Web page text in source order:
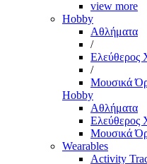
view more
Hobby
Αθλήματα
/
Ελεύθερος
/
Μουσικά
Hobby
Αθλήματα
Ελεύθερος
Μουσικά
Wearables
Activity